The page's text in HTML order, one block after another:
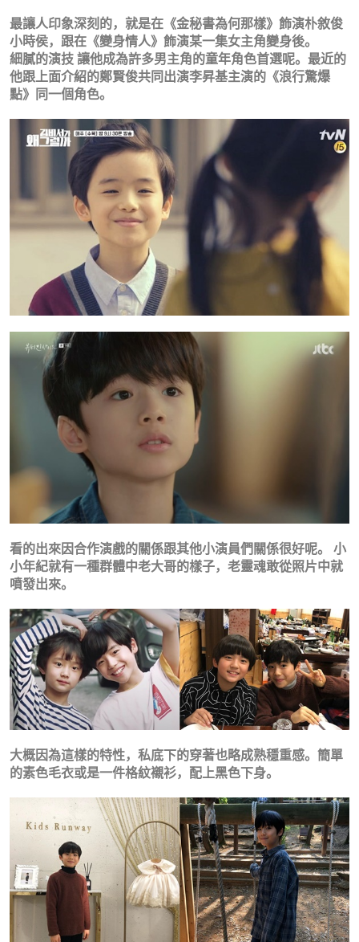
最讓人印象深刻的，就是在《金秘書為何那樣》飾演朴敘俊
小時侯，跟在《變身情人》飾演某一集女主角變身後。
細膩的演技 讓他成為許多男主角的童年角色首選呢。 最近的
他跟上面介紹的鄭賢俊共同出演李昇基主演的《浪行驚爆
點》同一個角色。
看的出來因合作演戲的關係跟其他小演員們關係很好呢。 小
小年紀就有一種群體中老大哥的樣子，老靈魂敢從照片中就
噴發出來。
大概因為這樣的特性，私底下的穿著也略成熟穩重感。簡單
的素色毛衣或是一件格紋襯衫，配上黑色下身。